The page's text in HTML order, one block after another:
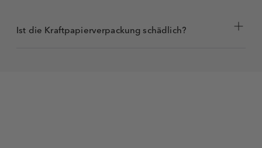
Ist die Kraftpapierverpackung schädlich?